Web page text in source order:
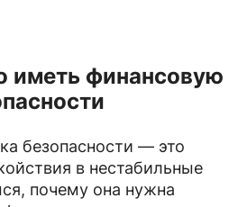
иметь финансовую
безопасности — это
в нестабильные
почему она нужна